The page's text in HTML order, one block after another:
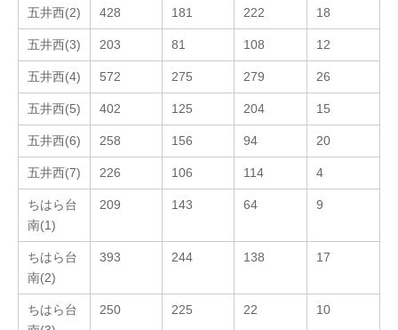
五井西(2) 428 181 222 18
五井西(3) 203 81 108 12
五井西(4) 572 275 279 26
五井西(5) 402 125 204 15
五井西(6) 258 156 94 20
五井西(7) 226 106 114 4
ちはら台
南(1)
209 143 64 9
ちはら台
南(2)
393 244 138 17
ちはら台
250 225 22 10